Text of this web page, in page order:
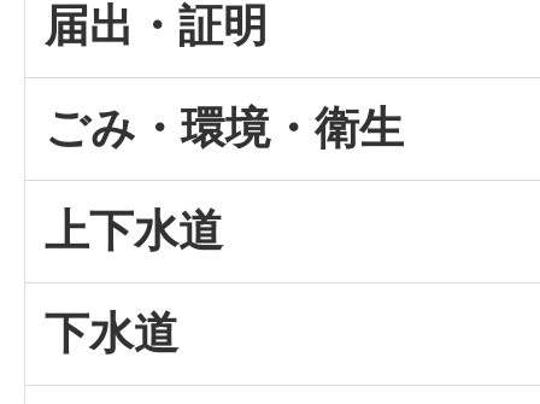
届出・証明
ごみ・環境・衛生
上下水道
下水道